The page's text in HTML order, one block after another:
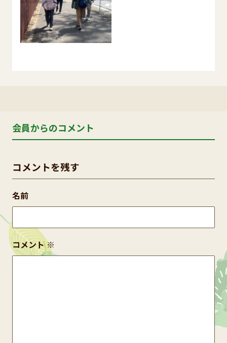
会員からのコメント
コメントを残す
コメント※
名前